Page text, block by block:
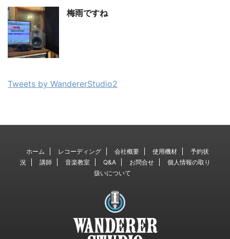
梅雨ですね
Tweets by WandererStudio2
ホーム レコーディング 会社概要 使用機材
予約状
況
講師 音楽教室 Q&A お問合せ
個人情報の取り
扱いについて